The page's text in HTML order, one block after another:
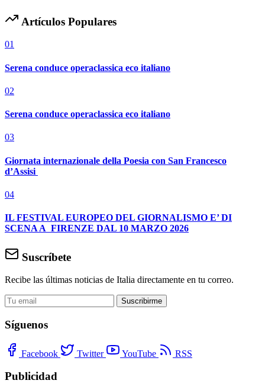
Artículos Populares
01
Serena conduce operaclassica eco italiano
02
Serena conduce operaclassica eco italiano
03
Giornata internazionale della Poesia con San Francesco
d’Assisi
04
IL FESTIVAL EUROPEO DEL GIORNALISMO E’ DI
SCENA A FIRENZE DAL 10 MARZO 2026
Suscríbete
Recibe las últimas noticias de Italia directamente en tu correo.
Suscribirme
Síguenos
Facebook Twitter YouTube RSS
Publicidad